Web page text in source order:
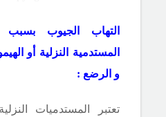
التهاب الجيوب بسبب
المستدمية النزلية أو
و الرضع :
تعتبر المستدميات